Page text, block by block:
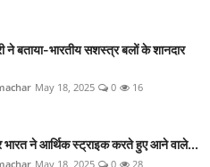
ने बताया-भारतीय सशस्त्र बलों के शानदार
May 18, 2025 0 16
भारत ने आर्थिक स्ट्राइक करते हुए आने वाले...
May 18, 2025 0 28